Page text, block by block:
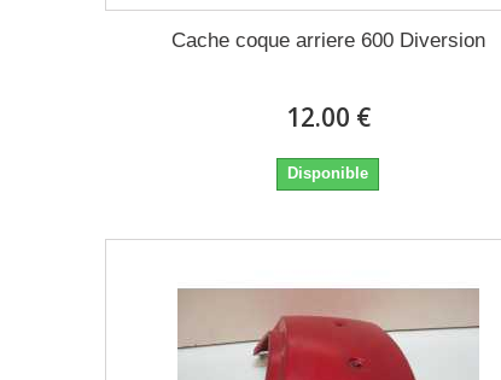
Cache coque arriere 600 Diversion
12.00 €
Disponible